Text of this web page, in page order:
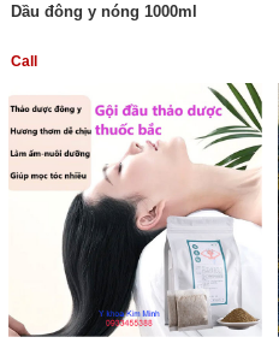
Dầu đông y nóng 1000ml
Call